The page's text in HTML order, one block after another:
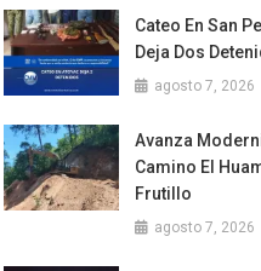
Cateo En San
Deja Dos
agosto 7, 2026
Avanza
Camino El
Frutillo
agosto 7, 2026